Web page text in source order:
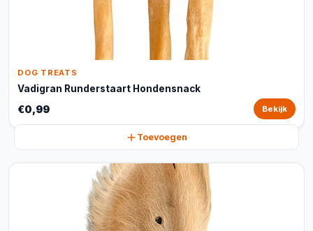
DOG TREATS
Vadigran Runderstaart Hondensnack
€0,99 Bekijk
Toevoegen